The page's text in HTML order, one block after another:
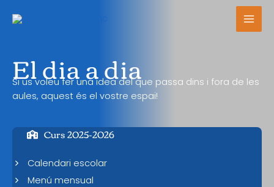
El dia a dia
Si us voleu fer una idea del que passa dins i fora de les
aules, aquest és el vostre espai!
Curs 2025-2026
Calendari escolar
Menú mensual